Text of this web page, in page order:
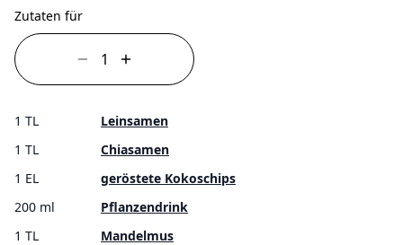
Zutaten für
1 TL
Leinsamen
1 TL
Chiasamen
1 EL
geröstete Kokoschips
200 ml
Pflanzendrink
1 TL
Mandelmus